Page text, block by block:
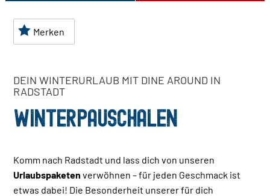
Merken
DEIN WINTERURLAUB MIT DINE AROUND IN
RADSTADT
WINTERPAUSCHALEN
Komm nach Radstadt und lass dich von unseren
Urlaubspaketen verwöhnen – für jeden Geschmack ist
etwas dabei! Die Besonderheit unserer für dich